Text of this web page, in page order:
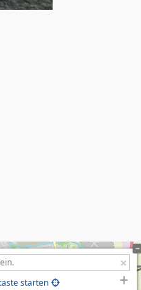
starten